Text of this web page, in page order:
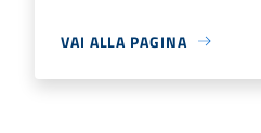
VAI ALLA PAGINA